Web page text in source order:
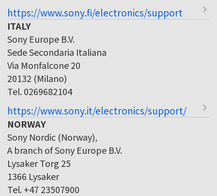
https://www.sony.fi/electronics/support
ITALY
Sony Europe B.V.
Sede Secondaria Italiana
Via Monfalcone 20
20132 (Milano)
Tel. 0269682104
https://www.sony.it/electronics/support/
NORWAY
Sony Nordic (Norway),
A branch of Sony Europe B.V.
Lysaker Torg 25
1366 Lysaker
Tel. +47 23507900